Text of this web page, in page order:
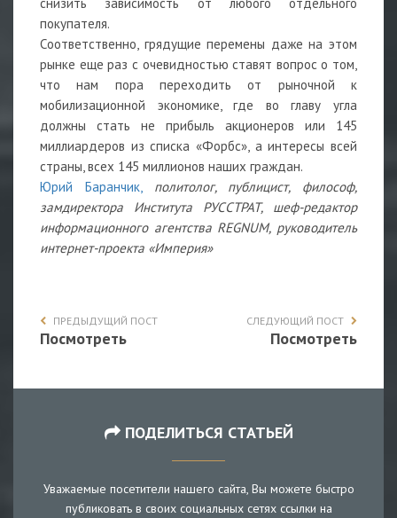
покупателя.
Соответственно, грядущие перемены даже на этом
рынке еще раз с очевидностью ставят вопрос о том,
что нам пора переходить от рыночной к
мобилизационной экономике, где во главу угла
должны стать не прибыль акционеров или 145
миллиардеров из списка «Форбс», а интересы всей
страны, всех 145 миллионов наших граждан.
Юрий Баранчик, политолог, публицист, философ,
замдиректора Института РУССТРАТ, шеф-редактор
информационного агентства REGNUM, руководитель
интернет-проекта «Империя»
ПРЕДЫДУЩИЙ ПОСТ
Посмотреть
СЛЕДУЮЩИЙ ПОСТ
Посмотреть
ПОДЕЛИТЬСЯ СТАТЬЕЙ
Уважаемые посетители нашего сайта, Вы можете быстро
публиковать в своих социальных сетях ссылки на